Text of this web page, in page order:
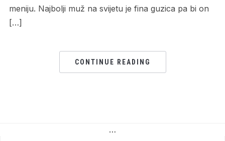
meniju. Najbolji muž na svijetu je fina guzica pa bi on
[…]
CONTINUE READING
…